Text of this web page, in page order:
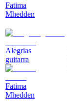
Fatima
Mhedden
Alegrias
guitarra
Fatima
Mhedden